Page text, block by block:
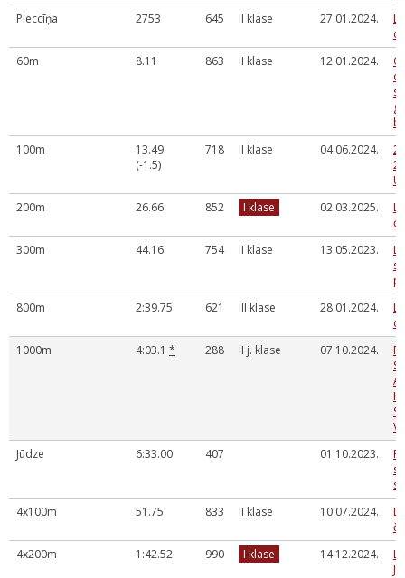
Pieccīņa
2753 645 II klase 27.01.2024.
60m
8.11 863 II klase 12.01.2024.
100m
13.49
(-1.5)
718 II klase 04.06.2024.
200m
26.66 852 I klase 02.03.2025.
300m
44.16 754 II klase 13.05.2023.
800m
2:39.75 621 III klase 28.01.2024.
1000m
4:03.1 * 288 II j. klase 07.10.2024.
Jūdze
6:33.00 407 01.10.2023.
4x100m
51.75 833 II klase 10.07.2024.
4x200m
1:42.52 990 I klase 14.12.2024.